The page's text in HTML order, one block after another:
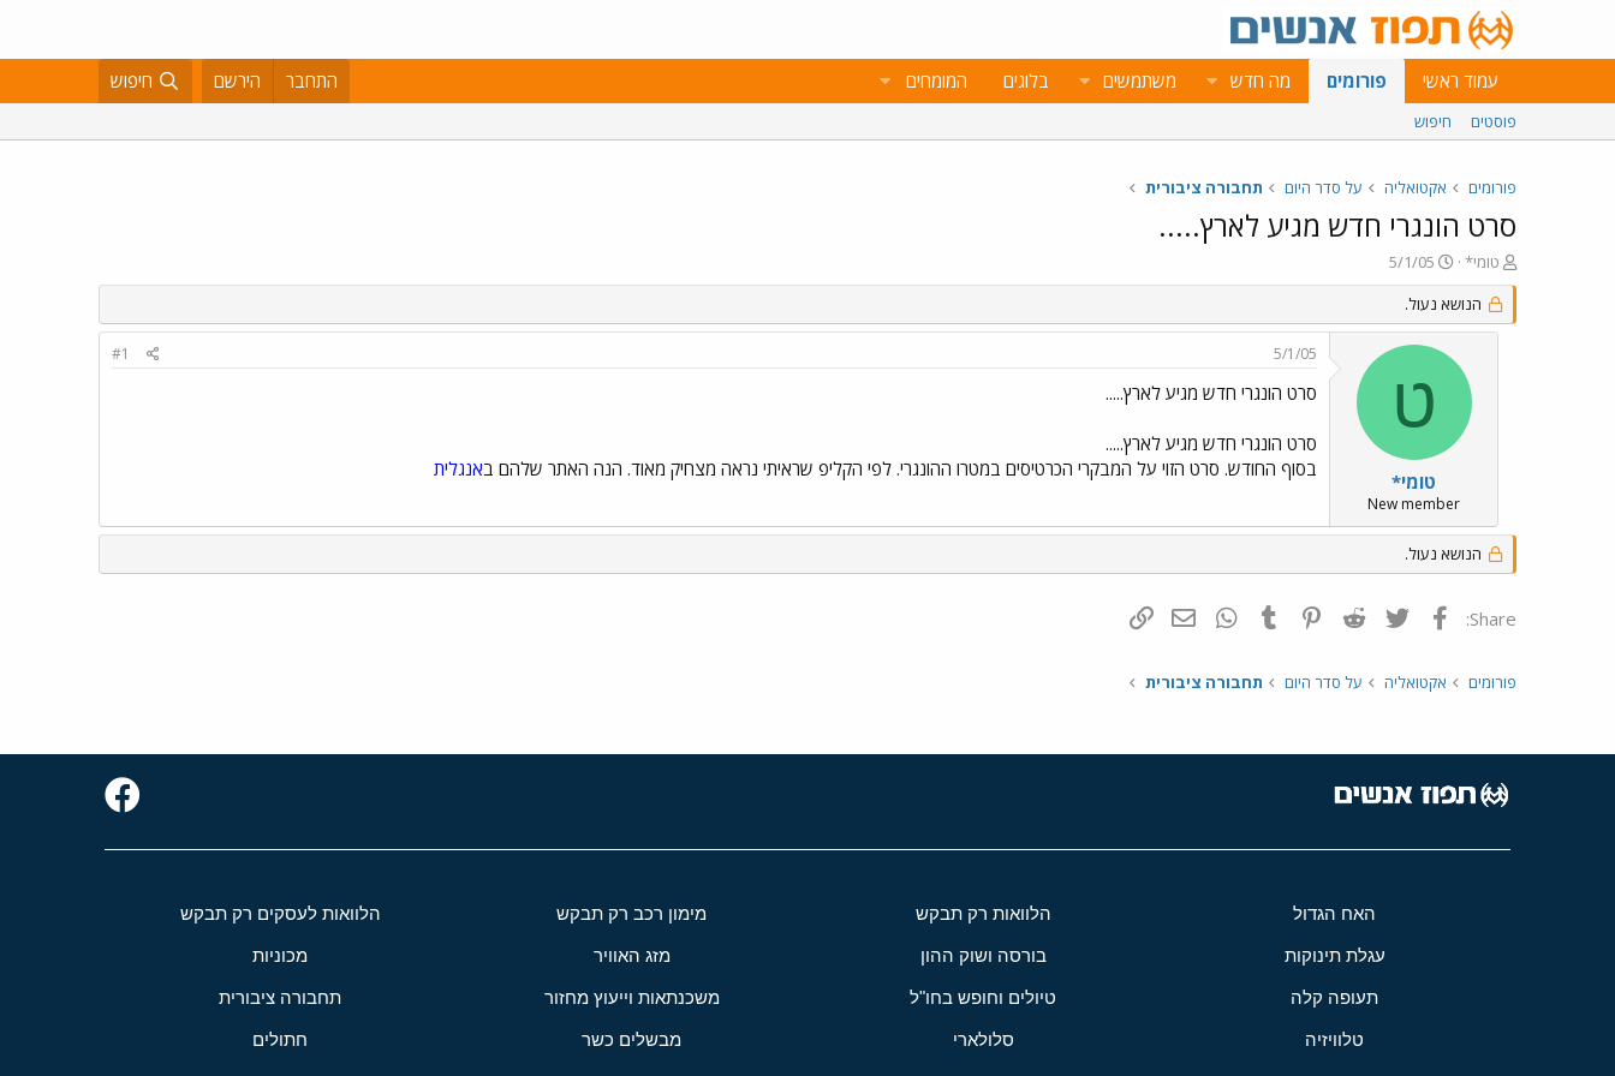
עמוד ראשי פורומים מה חדש משתמשים בלוגים המומחים התחבר הירשם חיפוש
פוסטים חיפוש
פורומים אקטואליה על סדר היום תחבורה ציבורית
סרט הונגרי חדש מגיע לארץ.....
פ
ו
ת
ח
טומי*
פ
ו
ר
ס
ם
ת
א
י
ך
5/1/05
הנושא נעול.
ט
טומי*
New member
5/1/05
#1
סרט הונגרי חדש מגיע לארץ.....
סרט הונגרי חדש מגיע לארץ.....
בסוף החודש. סרט הזוי על המבקרי הכרטיסים במטרו ההונגרי. לפי הקליפ שראיתי נראה מצחיק מאוד. הנה האתר שלהם באנגלית
הנושא נעול.
Share: פייסבוק Twitter
Reddit
Pinterest
Tumblr
WhatsAppדואר אלקטרוני
פורומים אקטואליה על סדר היום תחבורה ציבורית
האח הגדול הלוואות רק תבקש מימון רכב רק תבקש הלוואות לעסקים רק תבקש
עגלת תינוקות בורסה ושוק ההון מזג האוויר מכוניות
תעופה קלה טיולים וחופש בחו"ל משכנתאות וייעוץ מחזור תחבורה ציבורית
טלוויזיה סלולארי מבשלים כשר חתולים